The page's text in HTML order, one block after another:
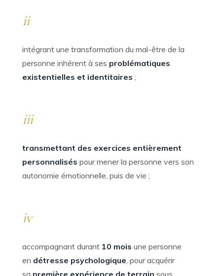
ii
intégrant une transformation du mal-être de la
personne inhérent à ses problématiques
existentielles et identitaires ;
iii
transmettant des exercices entièrement
personnalisés pour mener la personne vers son
autonomie émotionnelle, puis de vie ;
iv
accompagnant durant 10 mois une personne
en détresse psychologique, pour acquérir